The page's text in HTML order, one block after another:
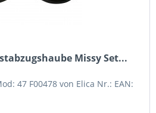
Missy Set...
47 F00478 von Elica Nr.: EAN: